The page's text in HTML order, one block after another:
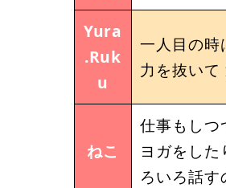
Yura
.Ruk
u
一人目の時
力を抜いて
ねこ
仕事もしつ
ヨガをし
ろいろ話す